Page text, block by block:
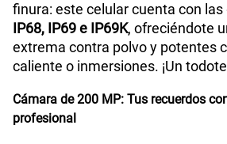
Paga solo
Ver menos
finura: este celular cuenta con
IP68, IP69 e IP69K, ofreciéndote
extrema contra polvo y potentes
caliente o inmersiones. ¡Un
Cámara de 200 MP: Tus recuerdos
profesional